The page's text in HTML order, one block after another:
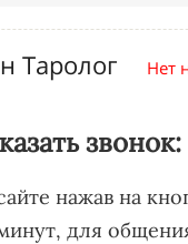
звонок:
нажав на
для